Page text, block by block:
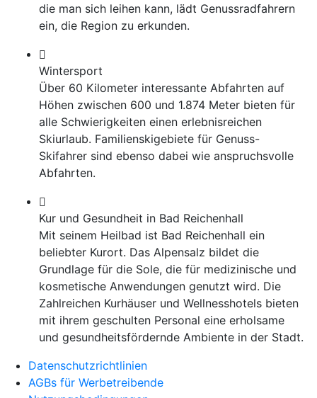
die man sich leihen kann, lädt Genussradfahrern
ein, die Region zu erkunden.
Wintersport
Über 60 Kilometer interessante Abfahrten auf
Höhen zwischen 600 und 1.874 Meter bieten für
alle Schwierigkeiten einen erlebnisreichen
Skiurlaub. Familienskigebiete für Genuss-
Skifahrer sind ebenso dabei wie anspruchsvolle
Abfahrten.
Kur und Gesundheit in Bad Reichenhall
Mit seinem Heilbad ist Bad Reichenhall ein
beliebter Kurort. Das Alpensalz bildet die
Grundlage für die Sole, die für medizinische und
kosmetische Anwendungen genutzt wird. Die
Zahlreichen Kurhäuser und Wellnesshotels bieten
mit ihrem geschulten Personal eine erholsame
und gesundheitsfördernde Ambiente in der Stadt.
Datenschutzrichtlinien
AGBs für Werbetreibende